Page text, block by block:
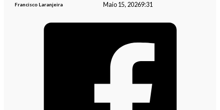
Francisco Laranjeira Maio 15, 20269:31